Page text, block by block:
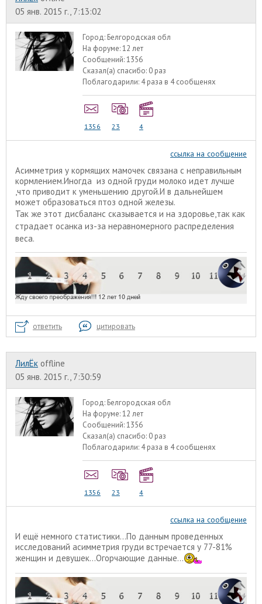
05 янв. 2015 г., 7:13:02
Город: Белгородская обл
На форуме:12 лет
Сообщений:1356
Сказал(а) спасибо: 0 раз
Поблагодарили: 4 раза в 4 сообщенях
1356 23 4
ссылка на сообщение
Асимметрия у кормящих мамочек связана с неправильным
кормлением.Иногда из одной груди молоко идет лучше
,что приводит к уменьшению другой.И в дальнейшем
может образоваться птоз одной железы.
Так же этот дисбаланс сказывается и на здоровье,так как
страдает осанка из-за неравномерного распределения
веса.
ответить цитировать
ЛилЁк offline
05 янв. 2015 г., 7:30:59
Город: Белгородская обл
На форуме:12 лет
Сообщений:1356
Сказал(а) спасибо: 0 раз
Поблагодарили: 4 раза в 4 сообщенях
1356 23 4
ссылка на сообщение
И ещё немного статистики...По данным проведенных
исследований асимметрия груди встречается у 77-81%
женщин и девушек...Огорчающие данные...